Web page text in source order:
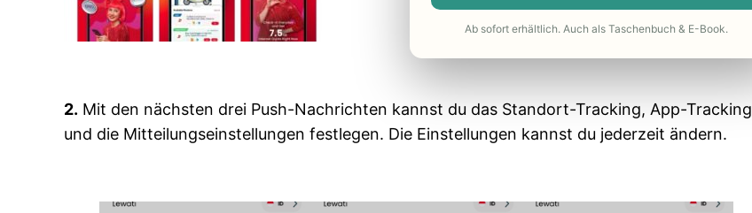
2. Mit den nächsten drei Push-Nachrichten kannst du das Standort-Tracking, App-Tracking
und die Mitteilungseinstellungen festlegen. Die Einstellungen kannst du jederzeit ändern.
Ab sofort erhältlich. Auch als Taschenbuch & E-Book.